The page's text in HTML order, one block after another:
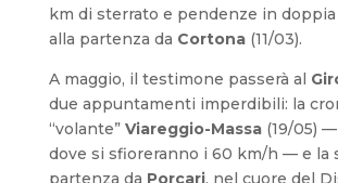
km di sterrato e pendenze in doppia
alla partenza da Cortona(11/03).
A maggio, il testimone passerà al
due appuntamenti imperdibili: la
“volante” Viareggio-Massa(19/05)
dove si sfioreranno i 60 km/h — e la